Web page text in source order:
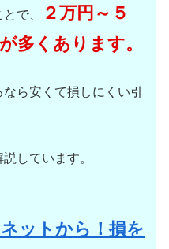
で、
２万円～５
多くあります。
ら安くて損しにくい引
しています。
ットから！損を